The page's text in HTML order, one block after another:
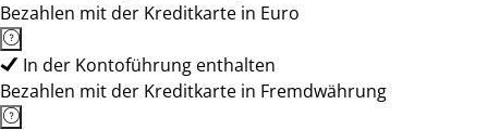
Bezahlen mit der Kreditkarte in Euro
In der Kontoführung enthalten
Bezahlen mit der Kreditkarte in Fremdwährung